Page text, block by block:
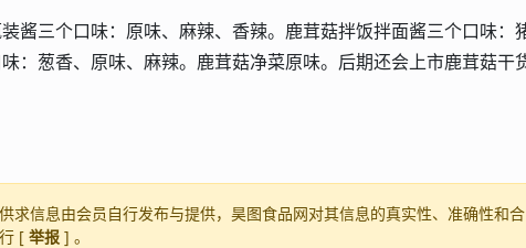
酱三个口味：原味、麻辣、香辣。鹿茸菇拌饭拌面酱三个口味：
：葱香、原味、麻辣。鹿茸菇净菜原味。后期还会上市鹿茸菇干
求信息由会员自行发布与提供，昊图食品网对其信息的真实性、准确性和合
[ 举报 ] 。